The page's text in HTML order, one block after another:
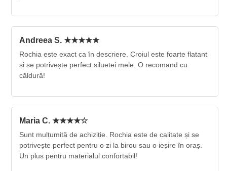
Andreea S. ★★★★★
Rochia este exact ca în descriere. Croiul este foarte flatant
și se potrivește perfect siluetei mele. O recomand cu
căldură!
Maria C. ★★★★☆
Sunt mulțumită de achiziție. Rochia este de calitate și se
potrivește perfect pentru o zi la birou sau o ieșire în oraș.
Un plus pentru materialul confortabil!